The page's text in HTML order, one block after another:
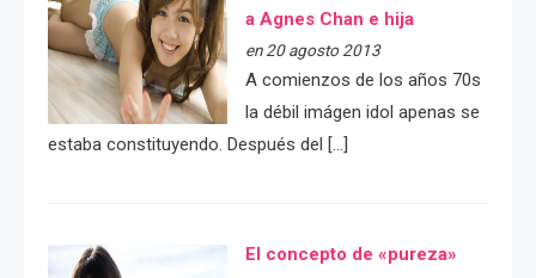
a Agnes Chan e hija
en 20 agosto 2013
A comienzos de los años 70s
la débil imágen idol apenas se
estaba constituyendo. Después del […]
El concepto de «pureza»